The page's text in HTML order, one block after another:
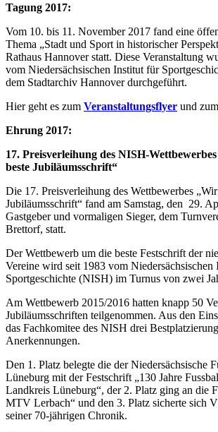
Tagung 2017:
Vom 10. bis 11. November 2017 fand eine
Thema „Stadt und Sport in historischer
Rathaus Hannover statt. Diese Veranstaltung
vom Niedersächsischen Institut für
dem Stadtarchiv Hannover durchgeführt.
Hier geht es zum Veranstaltungsflyer und zum
Ehrung 2017:
17. Preisverleihung des NISH-
beste Jubiläumsschrift“
Die 17. Preisverleihung des Wettbewerbes
Jubiläumsschrift“ fand am Samstag, den 29.
Gastgeber und vormaligen Sieger, dem
Brettorf, statt.
Der Wettbewerb um die beste Festschrift der
Vereine wird seit 1983 vom Niedersächsischen
Sportgeschichte (NISH) im Turnus von zwei
Am Wettbewerb 2015/2016 hatten knapp 50
Jubiläumsschriften teilgenommen. Aus den
das Fachkomitee des NISH drei
Anerkennungen.
Den 1. Platz belegte die der Niedersächsische
Lüneburg mit der Festschrift „130 Jahre
Landkreis Lüneburg“, der 2. Platz ging an die
MTV Lerbach“ und den 3. Platz sicherte sich
seiner 70-jährigen Chronik.